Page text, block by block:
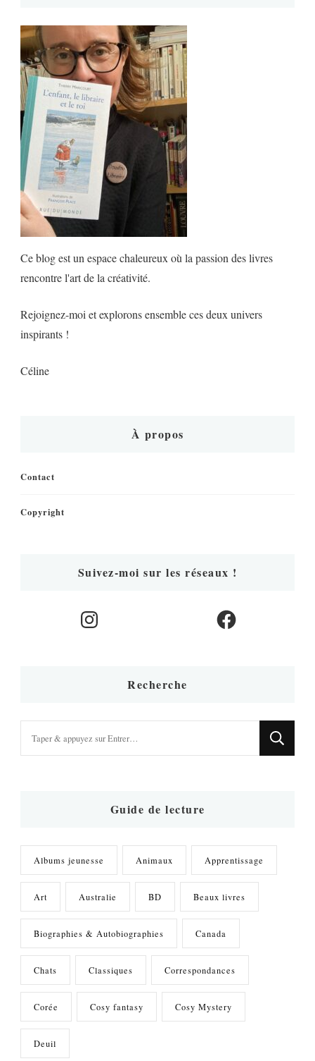
Ce blog est un espace chaleureux où la passion des livres
rencontre l'art de la créativité.
Rejoignez-moi et explorons ensemble ces deux univers
inspirants !
Céline
À propos
Contact
Copyright
Suivez-moi sur les réseaux !
Instagram Facebook
Recherche
Guide de lecture
Albums jeunesse Animaux Apprentissage
Art Australie BD Beaux livres
Biographies & Autobiographies Canada
Chats Classiques Correspondances
Corée Cosy fantasy Cosy Mystery
Deuil